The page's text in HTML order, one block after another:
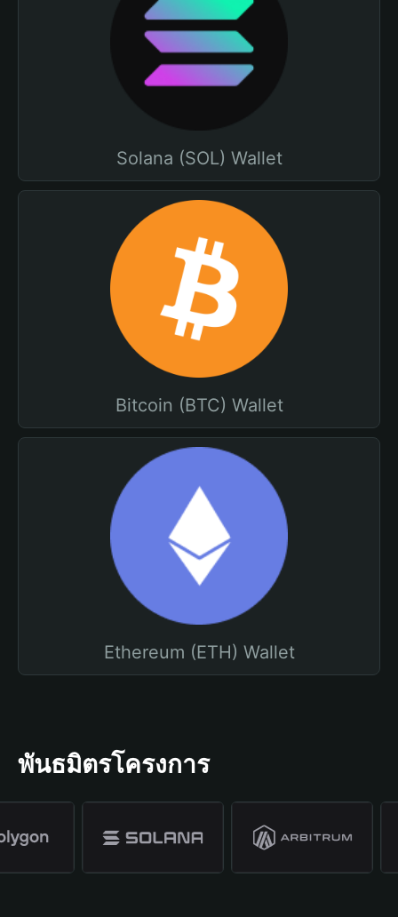
Solana (SOL) Wallet
Bitcoin (BTC) Wallet
Ethereum (ETH) Wallet
พันธมิตรโครงการ